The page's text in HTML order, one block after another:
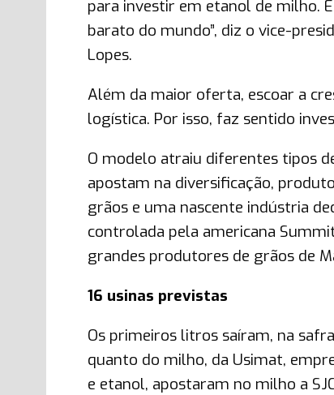
para investir em etanol de milho.
barato do mundo”, diz o vice-
Lopes.
Além da maior oferta, escoar a
logística. Por isso, faz sentido
O modelo atraiu diferentes tipos
apostam na diversificação,
grãos e uma nascente indústria
controlada pela americana
grandes produtores de grãos de
16 usinas previstas
Os primeiros litros saíram, na
quanto do milho, da Usimat,
e etanol, apostaram no milho a